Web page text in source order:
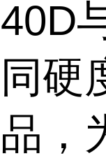
40D
同硬
品，